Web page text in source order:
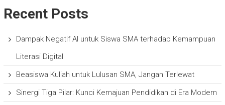
Recent Posts
Dampak Negatif AI untuk Siswa SMA terhadap Kemampuan
Literasi Digital
Beasiswa Kuliah untuk Lulusan SMA, Jangan Terlewat
Sinergi Tiga Pilar: Kunci Kemajuan Pendidikan di Era Modern